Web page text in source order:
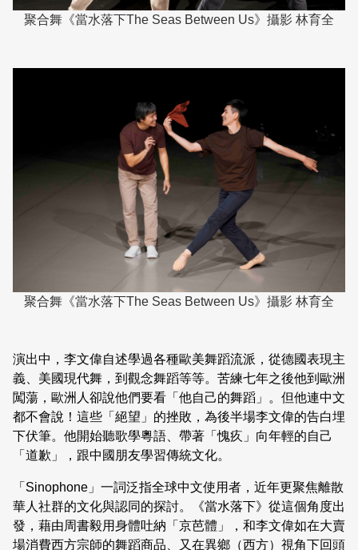
聚合舞《當水落下The Seas Between Us》攝影 林育全
聚合舞《當水落下The Seas Between Us》攝影 林育全
演出中，李文偉自述學過各種歐美舞蹈流派，從德國表現主
義、美國現代舞，到觀念舞蹈等等。苦練七年之後他到歐洲
闖蕩，歐洲人卻說他們要看「他自己的舞蹈」。但他連中文
都不會說！這些「絕望」的挫敗，為後半場李文偉的告白埋
下伏筆。他開始聽歌學粵語、帶著「愧疚」向年輕的自己
「道歉」，跟中國朋友學習傳統文化。
「Sinophone」一詞泛指全球中文使用者，近年更聚焦離散
華人社群的文化與認同的探討。《當水落下》從這個角度出
發，藉由周書毅用身體吐納「京芭體」，和李文偉如在大賣
場消費西方宗師的舞蹈商品、又在異鄉（西方）視角下回頭